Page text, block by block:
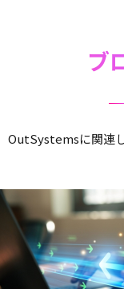
ブ
OutSystemsに関連